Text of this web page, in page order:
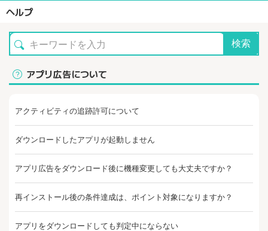
ヘルプ
検索
アプリ広告について
アクティビティの追跡許可について
ダウンロードしたアプリが起動しません
アプリ広告をダウンロード後に機種変更しても大丈夫ですか？
再インストール後の条件達成は、ポイント対象になりますか？
アプリをダウンロードしても判定中にならない